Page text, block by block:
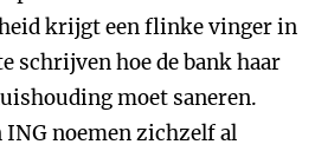
krijgt een flinke vinger in
schrijven hoe de bank haar
moet saneren.
noemen zichzelf al